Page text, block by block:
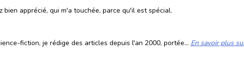
apprécié, qui m'a touchée, parce qu'il est spécial.
fiction, je rédige des articles depuis l'an 2000, portée... En savoir plus